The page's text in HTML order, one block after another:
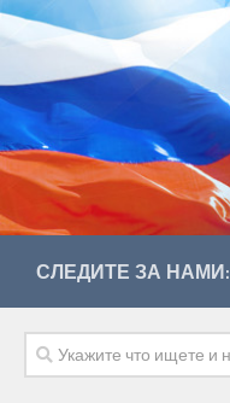
СЛЕДИТЕ ЗА НАМИ: